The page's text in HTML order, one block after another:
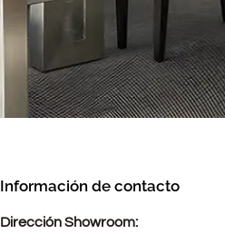
Información de contacto
Dirección Showroom: